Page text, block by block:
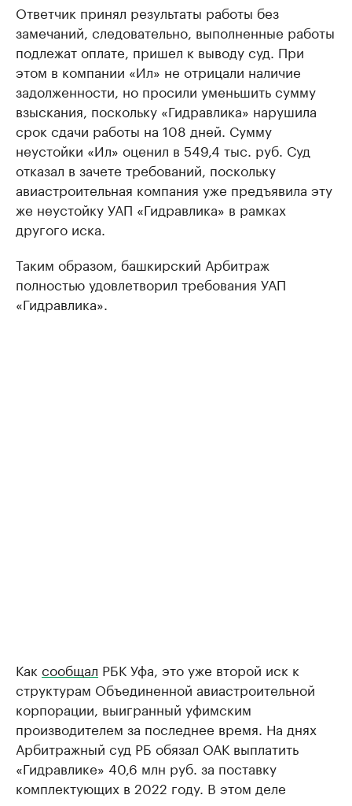
Ответчик принял результаты работы без
замечаний, следовательно, выполненные работы
подлежат оплате, пришел к выводу суд. При
этом в компании «Ил» не отрицали наличие
задолженности, но просили уменьшить сумму
взыскания, поскольку «Гидравлика» нарушила
срок сдачи работы на 108 дней. Сумму
неустойки «Ил» оценил в 549,4 тыс. руб. Суд
отказал в зачете требований, поскольку
авиастроительная компания уже предъявила эту
же неустойку УАП «Гидравлика» в рамках
другого иска.
Таким образом, башкирский Арбитраж
полностью удовлетворил требования УАП
«Гидравлика».
Как сообщал РБК Уфа, это уже второй иск к
структурам Объединенной авиастроительной
корпорации, выигранный уфимским
производителем за последнее время. На днях
Арбитражный суд РБ обязал ОАК выплатить
«Гидравлике» 40,6 млн руб. за поставку
комплектующих в 2022 году. В этом деле